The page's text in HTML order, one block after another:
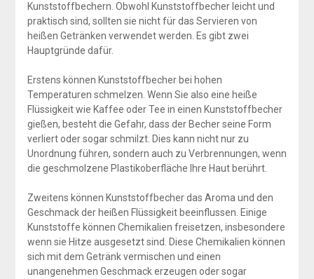
Kunststoffbechern. Obwohl Kunststoffbecher leicht und
praktisch sind, sollten sie nicht für das Servieren von
heißen Getränken verwendet werden. Es gibt zwei
Hauptgründe dafür.
Erstens können Kunststoffbecher bei hohen
Temperaturen schmelzen. Wenn Sie also eine heiße
Flüssigkeit wie Kaffee oder Tee in einen Kunststoffbecher
gießen, besteht die Gefahr, dass der Becher seine Form
verliert oder sogar schmilzt. Dies kann nicht nur zu
Unordnung führen, sondern auch zu Verbrennungen, wenn
die geschmolzene Plastikoberfläche Ihre Haut berührt.
Zweitens können Kunststoffbecher das Aroma und den
Geschmack der heißen Flüssigkeit beeinflussen. Einige
Kunststoffe können Chemikalien freisetzen, insbesondere
wenn sie Hitze ausgesetzt sind. Diese Chemikalien können
sich mit dem Getränk vermischen und einen
unangenehmen Geschmack erzeugen oder sogar